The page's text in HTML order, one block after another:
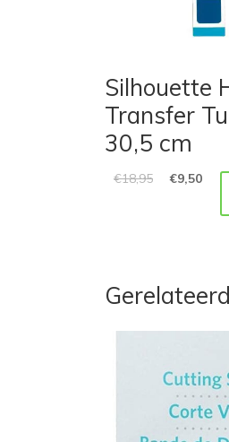
Silhouette
Transfer
30,5 cm
€18,95 €9,50